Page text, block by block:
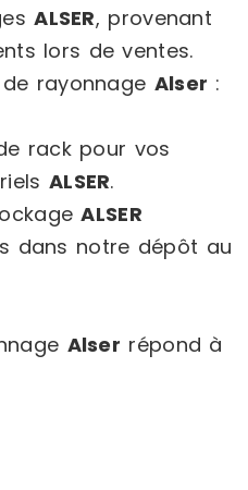
ALSER, provenant
lors de ventes.
rayonnage Alser :
rack pour vos
ALSER.
ALSER
dans notre dépôt au
Alser répond à